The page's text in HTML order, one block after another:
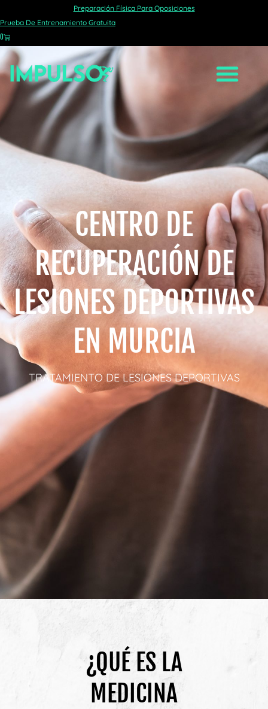
Preparación Física Para Oposiciones
Prueba De Entrenamiento Gratuita
0
CENTRO DE
RECUPERACIÓN DE
LESIONES DEPORTIVAS
EN MURCIA
TRATAMIENTO DE LESIONES DEPORTIVAS
¿QUÉ ES LA
MEDICINA